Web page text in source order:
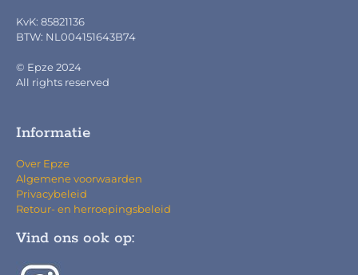
KvK: 85821136
BTW: NL004151643B74
© Epze 2024
All rights reserved
Informatie
Over Epze
Algemene voorwaarden
Privacybeleid
Retour- en herroepingsbeleid
Vind ons ook op: